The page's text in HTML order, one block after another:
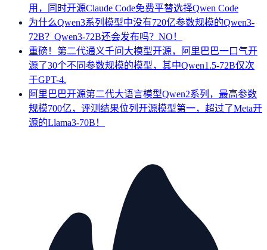
用，同时开源Claude Code免费平替选择Qwen Code
为什么Qwen3系列模型中没有720亿参数规模的Qwen3-
72B？Qwen3-72B还会发布吗？NO！
重磅！第二代通义千问大模型开源，阿里巴巴一口气开
源了30个不同参数规模的模型，其中Qwen1.5-72B仅次
于GPT-4.
阿里巴巴开源第二代大语言模型Qwen2系列，最高参数
规模700亿，评测结果位列开源模型第一，超过了Meta开
源的Llama3-70B！